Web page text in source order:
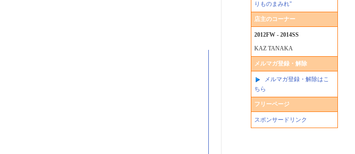
りものまみれ"
店主のコーナー
2012FW - 2014SS
KAZ TANAKA
メルマガ登録・解除
メルマガ登録・解除はこ
ちら
フリーページ
スポンサードリンク